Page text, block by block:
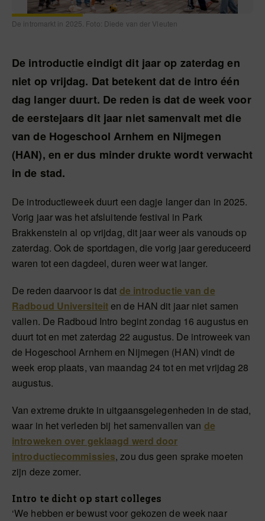
De intromarkt in 2025. Foto: Diede van der Vleuten
De introductie eindigt dit jaar op zaterdag en
niet op vrijdag. Dat betekent dat de intro één
dag langer duurt. De reden is dat de week voor
de eerstejaars dit jaar niet samenvalt met die
van de Hogeschool Arnhem en Nijmegen
(HAN), en er dus minder drukte wordt verwacht
in de stad.
De introductieweek duurt een dagje langer dan in 2025.
Vorig jaar was het afsluitende festival in Park
Brakkenstein al op vrijdag, dit jaar weer als vanouds op
zaterdag. Ook de sportdagen, die vorig jaar gereduceerd
waren tot een dagdeel, duren weer wat langer.
De reden daarvoor is dat de introductie van de
Radboud Universiteiten de HAN dit jaar niet samen
vallen. De Radboud Intro begint zondag 16 augustus en
duurt tot en met zaterdag 22 augustus. De introweek van
de Hogeschool Arnhem en Nijmegen (HAN) vindt de
week erop plaats, van maandag 24 tot en met vrijdag 28
augustus.
Van extreme drukte in uitgaansgelegenheden in de stad,
waar in het verleden bij het samenvallen van de
introweken over geklaagd werd door
introductiecommissies, zou dus geen sprake moeten
zijn deze zomer.
Intro te dicht op start colleges
‘We hebben er bewust voor gekozen de week naar